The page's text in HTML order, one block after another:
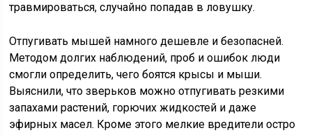
травмироваться, случайно попадав в ловушку.
Отпугивать мышей намного дешевле и безопасней.
Методом долгих наблюдений, проб и ошибок люди
смогли определить, чего боятся крысы и мыши.
Выяснили, что зверьков можно отпугивать резкими
запахами растений, горючих жидкостей и даже
эфирных масел. Кроме этого мелкие вредители остро